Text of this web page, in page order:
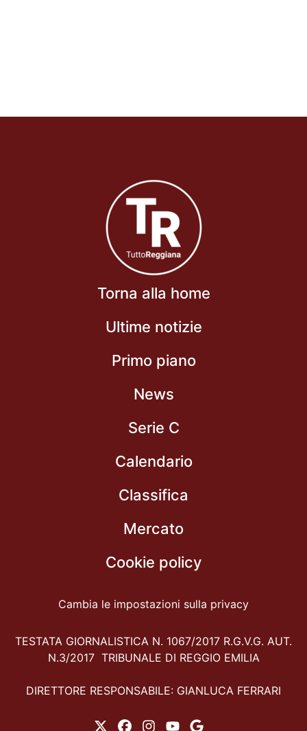
Torna alla home
Ultime notizie
Primo piano
News
Serie C
Calendario
Classifica
Mercato
Cookie policy
Cambia le impostazioni sulla privacy
TESTATA GIORNALISTICA N. 1067/2017 R.G.V.G. AUT.
N.3/2017 TRIBUNALE DI REGGIO EMILIA
DIRETTORE RESPONSABILE: GIANLUCA FERRARI